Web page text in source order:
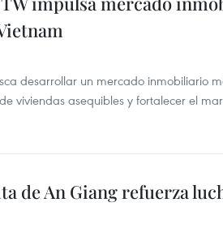
desarrollar un mercado inmobiliario
viviendas asequibles y fortalecer el
de An Giang refuerza